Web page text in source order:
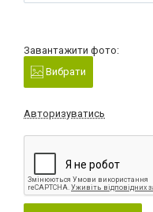
Завантажити фото:
Вибрати
Авторизуватись